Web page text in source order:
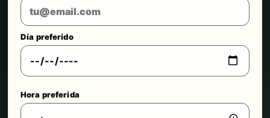
Día preferido
Hora preferida